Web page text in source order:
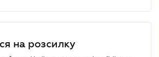
на розсилку